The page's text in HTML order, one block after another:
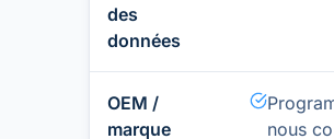
des
données
OEM /
marque
nous